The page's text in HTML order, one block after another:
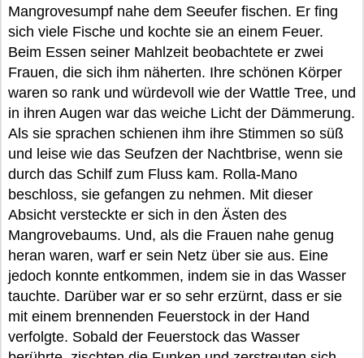
Mangrovesumpf nahe dem Seeufer fischen. Er fing
sich viele Fische und kochte sie an einem Feuer.
Beim Essen seiner Mahlzeit beobachtete er zwei
Frauen, die sich ihm näherten. Ihre schönen Körper
waren so rank und würdevoll wie der Wattle Tree, und
in ihren Augen war das weiche Licht der Dämmerung.
Als sie sprachen schienen ihm ihre Stimmen so süß
und leise wie das Seufzen der Nachtbrise, wenn sie
durch das Schilf zum Fluss kam. Rolla-Mano
beschloss, sie gefangen zu nehmen. Mit dieser
Absicht versteckte er sich in den Ästen des
Mangrovebaums. Und, als die Frauen nahe genug
heran waren, warf er sein Netz über sie aus. Eine
jedoch konnte entkommen, indem sie in das Wasser
tauchte. Darüber war er so sehr erzürnt, dass er sie
mit einem brennenden Feuerstock in der Hand
verfolgte. Sobald der Feuerstock das Wasser